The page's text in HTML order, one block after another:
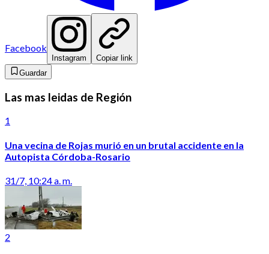
Facebook
Instagram
Copiar link
Guardar
Las mas leidas de Región
1
Una vecina de Rojas murió en un brutal accidente en la
Autopista Córdoba-Rosario
31/7, 10:24 a. m.
2